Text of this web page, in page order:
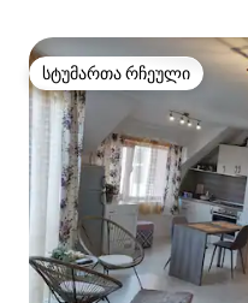
სტუმართა რჩეული
სტუმართა რჩეული